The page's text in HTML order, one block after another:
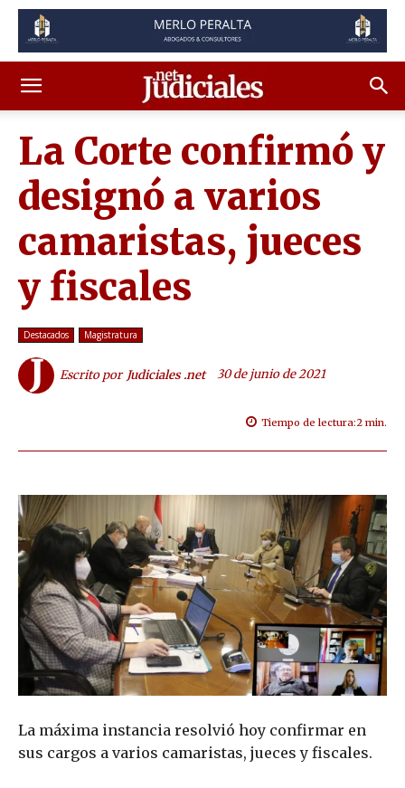
La Corte confirmó y
designó a varios
camaristas, jueces
y fiscales
Destacados Magistratura
Escrito por Judiciales .net 30 de junio de 2021
Tiempo de lectura:2 min.
La máxima instancia resolvió hoy confirmar en
sus cargos a varios camaristas, jueces y fiscales.